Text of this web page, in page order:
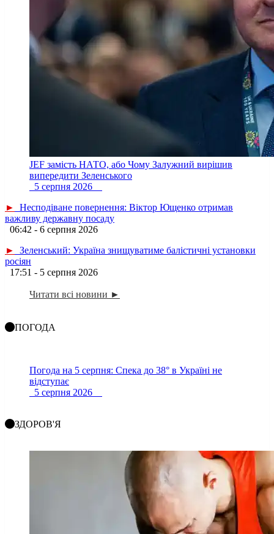
JEF замість НАТО, або Чому Залужний вирішив
випередити Зеленського
5 серпня 2026
►
Несподіване повернення: Віктор Ющенко отримав
важливу державну посаду
06:42 - 6 серпня 2026
►
Зеленський: Україна знищуватиме балістичні установки
росіян
17:51 - 5 серпня 2026
Читати всі новини ►
ПОГОДА
Погода на 5 серпня: Спека до 38° в Україні не
відступає
5 серпня 2026
ЗДОРОВ'Я